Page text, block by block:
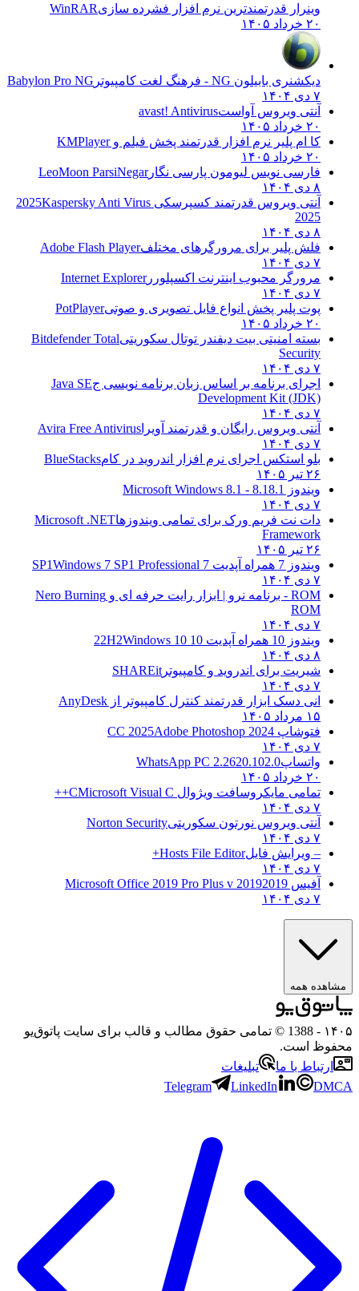
وینرار قدرتمندترین نرم افزار فشرده سازیWinRAR
دیکشنری بابیلون NG - فرهنگ لغت کامپیوتر
Babylon Pro NG
آنتی ویروس آواست avast! Antivirus
کا ام پلیر نرم افزار قدرتمند پخش فیلم و KMPlayer
فارسی نویس لیومون پارسی نگارLeoMoon ParsiNegar
آنتی ویروس قدرتمند کسپرسکی 2025Kaspersky Anti Virus
فلش پلیر برای مرورگرهای مختلف Adobe Flash Player
مرورگر محبوب اینترنت اکسپلوررInternet Explorer
پوت پلیر پخش انواع فایل تصویری و صوتیPotPlayer
بسته امنیتی بیت دیفندر توتال سکوریتیBitdefender Total
Security
اجرای برنامه بر اساس زبان برنامه نویسی جJava SE
Development Kit (JDK)
آنتی ویروس رایگان و قدرتمند آویراAvira Free Antivirus
بلو استکس اجرای نرم افزار اندروید در کام BlueStacks
ویندوز 8.1 8.1 - Microsoft Windows 8.1
دات نت فریم ورک برای تمامی ویندوزهاMicrosoft .NET
Framework
ویندوز 7 همراه آپدیت 7 SP1
Windows 7 SP1 Professional
ROM - برنامه نرو | ابزار رایت حرفه ای و
Nero Burning
ویندوز 10 همراه آپدیت 10 22H2
Windows 10
شیریت برای اندروید و کامپیوترSHAREit
انی دسک ابزار قدرتمند کنترل کامپیوتر ازAnyDesk
فتوشاپ CC 2025Adobe Photoshop 2024
واتساپWhatsApp PC 2.2620.102.0
تمامی مایکروسافت ویژوال CMicrosoft Visual C++
آنتی ویروس نورتون سکوریتیNorton Security
– ویرایش فایلHosts File Editor+
آفیس 2019
2019 Microsoft Office 2019 Pro Plus v
همه
- 1388 © تمامی حقوق مطالب و قالب برای سایت پاتوق‌یو
است.
با ما
تبلیغات
Telegram
LinkedIn